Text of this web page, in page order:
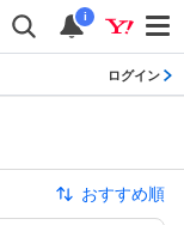
i
ログイン
おすすめ順